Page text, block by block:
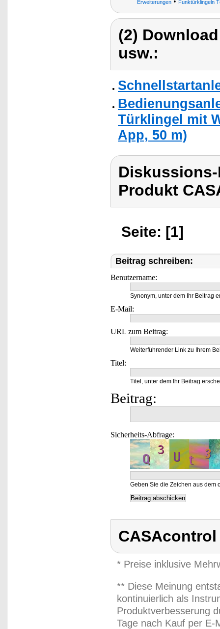
Erweiterungen Funktürklingeln
(2)
usw.:
Türklingel mit
App, 50 m)
Produkt
Seite: [1]
Beitrag schreiben:
Benutzername:
Synonym, unter dem Ihr Beitrag
E-Mail:
URL zum Beitrag:
Weiterführender Link zu Ihrem
Titel:
Titel, unter dem Ihr Beitrag
Beitrag:
Sicherheits-Abfrage:
Geben Sie die Zeichen aus dem
CASAcontrol
* Preise inklusive
** Diese Meinung
kontinuierlich als
Produktverbesserung
Tage nach Kauf per E-